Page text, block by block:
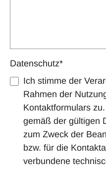
Datenschutz*
Ich stimme der
Rahmen der
Kontaktformulars
gemäß der gültigen
zum Zweck der
bzw. für die
verbundene